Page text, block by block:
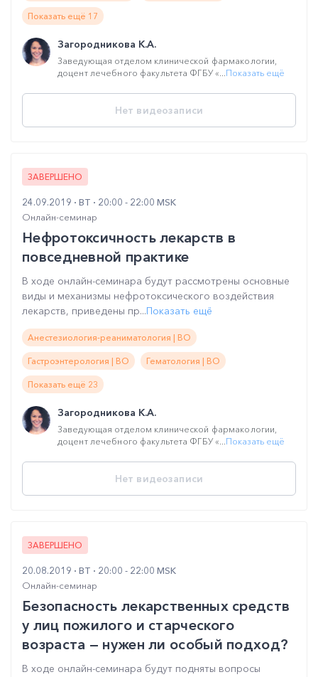
Показать ещё 17
Загородникова К.А.
Заведующая отделом клинической фармакологии,
доцент лечебного факультета ФГБУ «...Показать ещё
Нет видеозаписи
ЗАВЕРШЕНО
24.09.2019 ВТ
20:00 - 22:00 MSK
Онлайн-семинар
Нефротоксичность лекарств в
повседневной практике
В ходе онлайн-семинара будут рассмотрены основные
виды и механизмы нефротоксического воздействия
лекарств, приведены пр...Показать ещё
Анестезиология-реаниматология | ВО
Гастроэнтерология | ВО Гематология | ВО
Показать ещё 23
Загородникова К.А.
Заведующая отделом клинической фармакологии,
доцент лечебного факультета ФГБУ «...Показать ещё
Нет видеозаписи
ЗАВЕРШЕНО
20.08.2019 ВТ
20:00 - 22:00 MSK
Онлайн-семинар
Безопасность лекарственных средств
у лиц пожилого и старческого
возраста — нужен ли особый подход?
В ходе онлайн-семинара будут подняты вопросы